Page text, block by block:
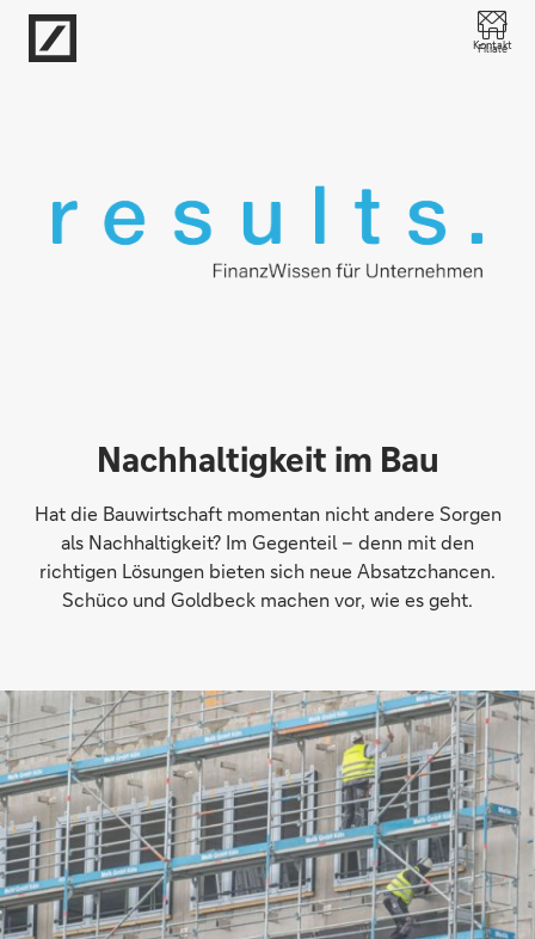
Kontakt
Filiale
Nachhaltigkeit im Bau
Hat die Bauwirtschaft momentan nicht andere Sorgen
als Nachhaltigkeit? Im Gegenteil – denn mit den
richtigen Lösungen bieten sich neue Absatzchancen.
Schüco und Goldbeck machen vor, wie es geht.